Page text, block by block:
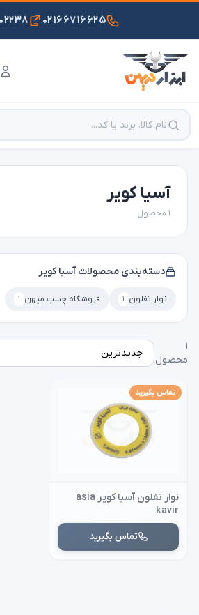
۰۲۱۶۶۷۱۶۶۲۵
آسیا کویر
۱ محصول
دسته‌بندی محصولات آسیا کویر
نوار تفلون ۱ فروشگاه چسب میهن ۱
۱
محصول
تماس بگیرید
نوار تفلون آسیا کویر asia
kavir
تماس بگیرید